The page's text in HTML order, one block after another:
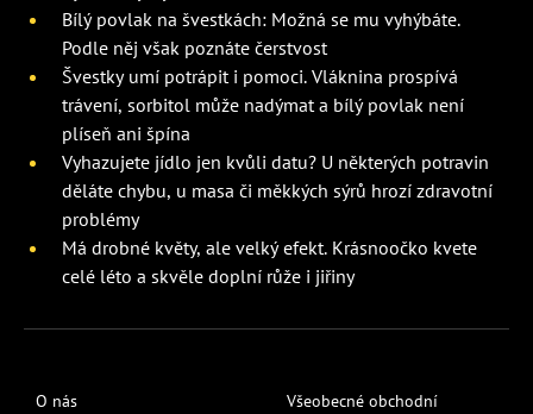
Bílý povlak na švestkách: Možná se mu vyhýbáte.
Podle něj však poznáte čerstvost
Švestky umí potrápit i pomoci. Vláknina prospívá
trávení, sorbitol může nadýmat a bílý povlak není
plíseň ani špína
Vyhazujete jídlo jen kvůli datu? U některých potravin
děláte chybu, u masa či měkkých sýrů hrozí zdravotní
problémy
Má drobné květy, ale velký efekt. Krásnoočko kvete
celé léto a skvěle doplní růže i jiřiny
O nás
Všeobecné obchodní